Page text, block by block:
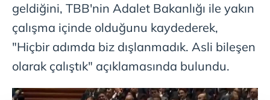
geldiğini, TBB'nin Adalet Bakanlığı ile yakın
çalışma içinde olduğunu kaydederek,
"Hiçbir adımda biz dışlanmadık. Asli bileşen
olarak çalıştık" açıklamasında bulundu.